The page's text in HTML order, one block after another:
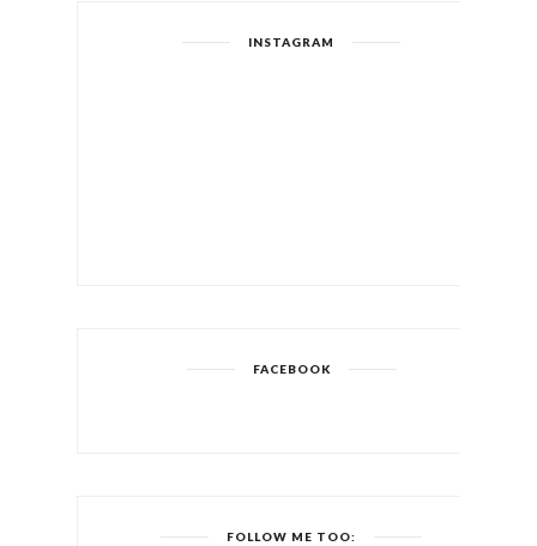
INSTAGRAM
FACEBOOK
FOLLOW ME TOO: